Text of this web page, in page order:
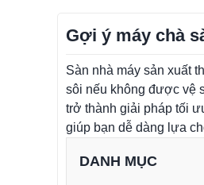
Gợi ý máy chà
Sàn nhà máy sản xuất
sôi nếu không được vệ
trở thành giải pháp tối
giúp bạn dễ dàng lựa
DANH MỤC